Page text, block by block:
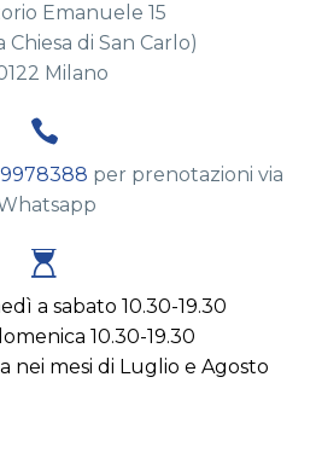
Emanuele 15
Chiesa di San Carlo)
Milano


per prenotazioni via


a sabato 10.30-19.30
10.30-19.30
nei mesi di Luglio e Agosto